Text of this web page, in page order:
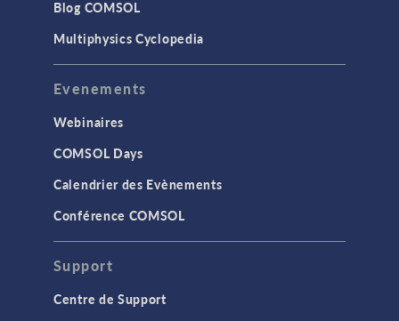
Blog COMSOL
Multiphysics Cyclopedia
Evenements
Webinaires
COMSOL Days
Calendrier des Evènements
Conférence COMSOL
Support
Centre de Support